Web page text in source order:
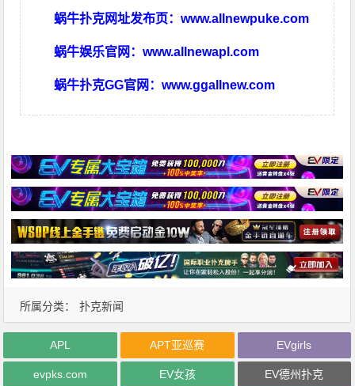
蜗牛扑克网址发布页：www.allnewpuke.com
蜗牛娱乐官网：www.allnewapl.com
蜗牛扑克GG官网：www.ggallnew.com
所属分类： 扑克新闻
APL APT亚巡赛 EVgirls
evpks.com EV女孩 EV德州扑克